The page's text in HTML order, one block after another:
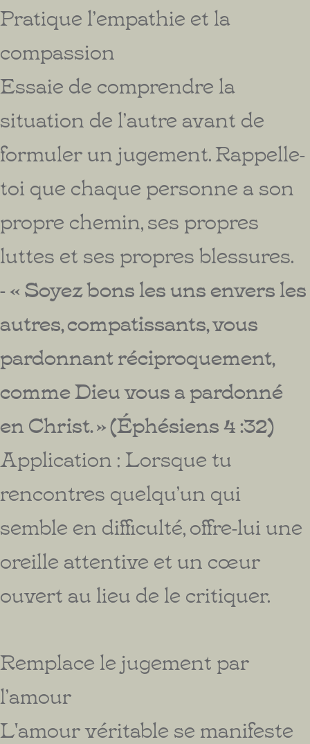
Pratique l’empathie et la
compassion
Essaie de comprendre la
situation de l’autre avant de
formuler un jugement. Rappelle-
toi que chaque personne a son
propre chemin, ses propres
luttes et ses propres blessures.
- « Soyez bons les uns envers les
autres, compatissants, vous
pardonnant réciproquement,
comme Dieu vous a pardonné
en Christ. » (Éphésiens 4 :32)
Application : Lorsque tu
rencontres quelqu’un qui
semble en difficulté, offre-lui une
oreille attentive et un cœur
ouvert au lieu de le critiquer.
Remplace le jugement par
l’amour
L'amour véritable se manifeste